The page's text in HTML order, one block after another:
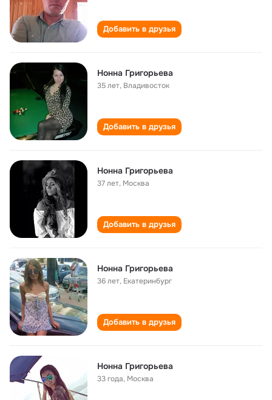
Добавить в друзья
Нонна Григорьева
35 лет, Владивосток
Добавить в друзья
Нонна Григорьева
37 лет, Москва
Добавить в друзья
Нонна Григорьева
36 лет, Екатеринбург
Добавить в друзья
Нонна Григорьева
33 года, Москва